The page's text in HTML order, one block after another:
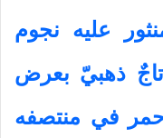
عليه نجوم
تاجٌ ذهبيّ بعرض
في منتصفه